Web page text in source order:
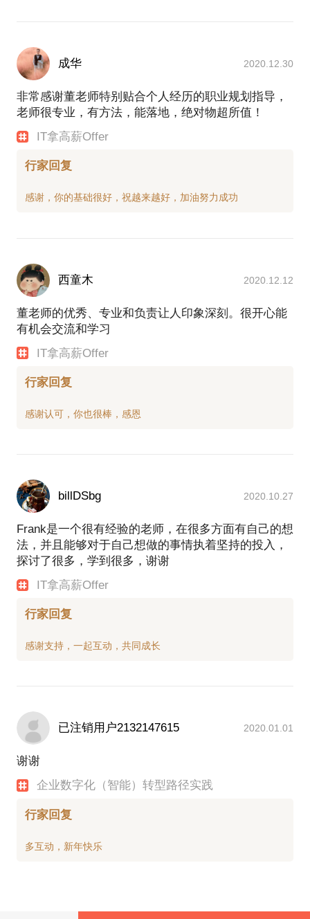
成华 2020.12.30
非常感谢董老师特别贴合个人经历的职业规划指导，
老师很专业，有方法，能落地，绝对物超所值！
IT拿高薪Offer
行家回复
西童木 2020.12.12
董老师的优秀、专业和负责让人印象深刻。很开心能
有机会交流和学习
IT拿高薪Offer
行家回复
billDSbg 2020.10.27
Frank是一个很有经验的老师，在很多方面有自己的想
法，并且能够对于自己想做的事情执着坚持的投入，
探讨了很多，学到很多，谢谢
IT拿高薪Offer
行家回复
已注销用户2132147615 2020.01.01
谢谢
企业数字化（智能）转型路径实践
行家回复